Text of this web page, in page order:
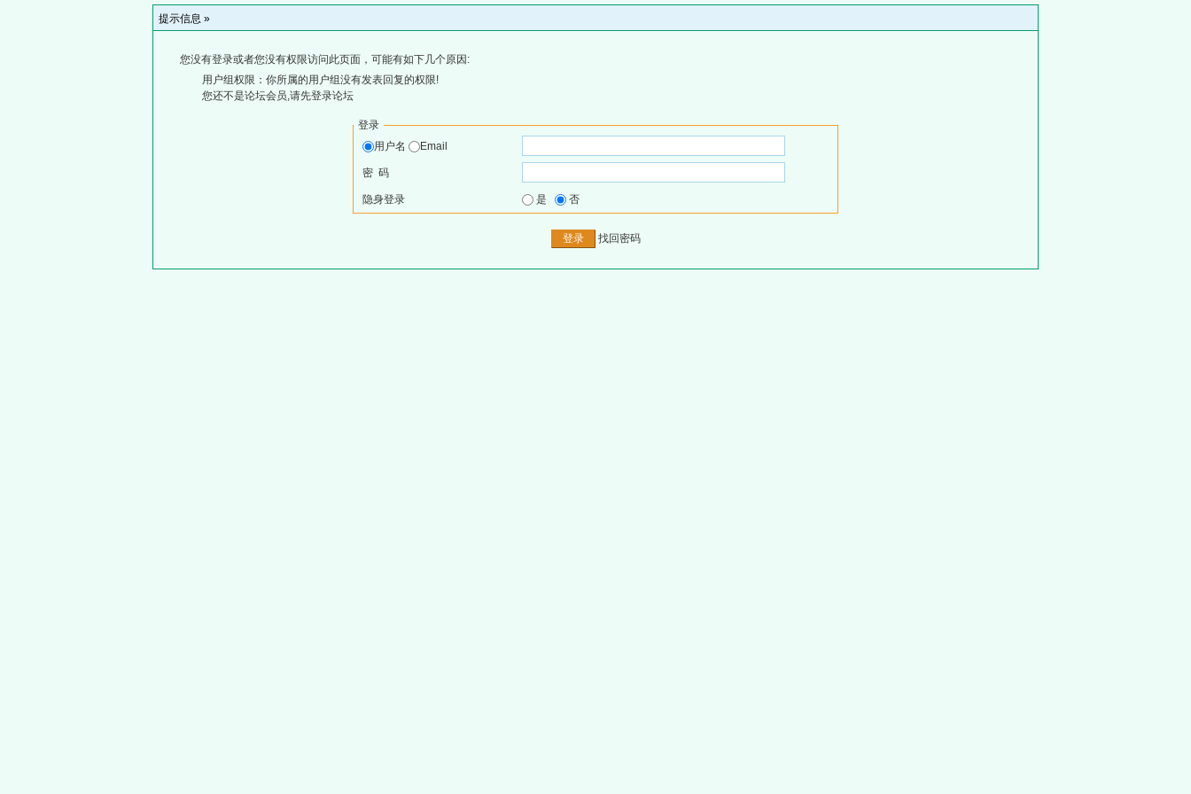
提示信息 »
您没有登录或者您没有权限访问此页面，可能有如下几个原因:
用户组权限：你所属的用户组没有发表回复的权限!
您还不是论坛会员,请先登录论坛
登录
用户名
Email
密 码
隐身登录 是 否
找回密码